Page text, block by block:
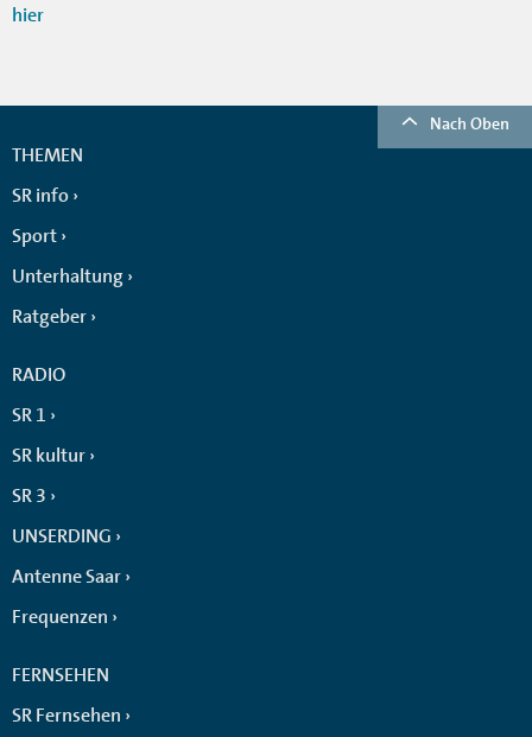
hier
Nach Oben
THEMEN
SR info
Sport
Unterhaltung
Ratgeber
RADIO
SR 1
SR kultur
SR 3
UNSERDING
Antenne Saar
Frequenzen
FERNSEHEN
SR Fernsehen